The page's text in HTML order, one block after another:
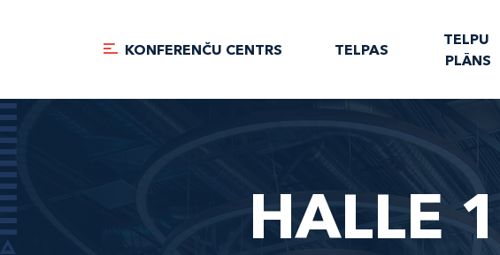
KONFERENČU CENTRS TELPAS
TELPU
PLĀNS
HALLE 1